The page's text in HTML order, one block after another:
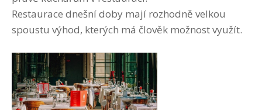
Restaurace dnešní doby mají rozhodně velkou
spoustu výhod, kterých má člověk možnost využít.